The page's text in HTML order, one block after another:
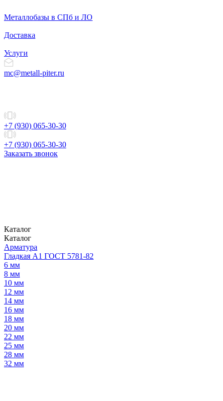
Металлобазы в СПб и ЛО
Доставка
Услуги
mc@metall-piter.ru
+7 (930) 065-30-30
+7 (930) 065-30-30
Заказать звонок
Каталог
Каталог
Арматура
Гладкая А1 ГОСТ 5781-82
6 мм
8 мм
10 мм
12 мм
14 мм
16 мм
18 мм
20 мм
22 мм
25 мм
28 мм
32 мм